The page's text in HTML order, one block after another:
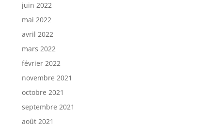
juin 2022
mai 2022
avril 2022
mars 2022
février 2022
novembre 2021
octobre 2021
septembre 2021
août 2021